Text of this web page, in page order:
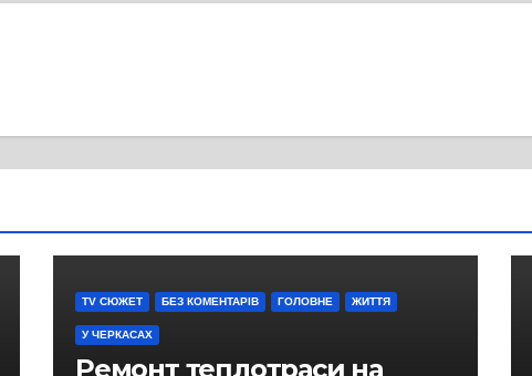
TV СЮЖЕТ БЕЗ КОМЕНТАРІВ ГОЛОВНЕ ЖИТТЯ
У ЧЕРКАСАХ
Ремонт теплотраси на